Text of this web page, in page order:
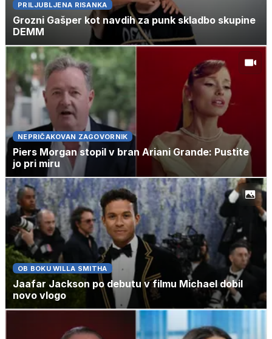
PRILJUBLJENA RISANKA
Grozni Gašper kot navdih za punk skladbo skupine
DEMM
NEPRIČAKOVAN ZAGOVORNIK
Piers Morgan stopil v bran Ariani Grande: Pustite
jo pri miru
OB BOKU WILLA SMITHA
Jaafar Jackson po debutu v filmu Michael dobil
novo vlogo